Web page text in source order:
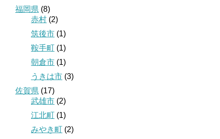
福岡県 (8)
赤村 (2)
筑後市 (1)
鞍手町 (1)
朝倉市 (1)
うきは市 (3)
佐賀県 (17)
武雄市 (2)
江北町 (1)
みやき町 (2)